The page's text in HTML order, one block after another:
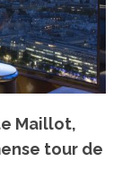
Maillot,
tour de